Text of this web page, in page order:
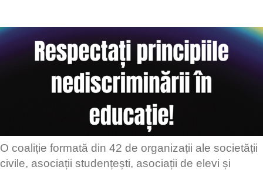
O coaliție formată din 42 de organizații ale societății
civile, asociații studențești, asociații de elevi și